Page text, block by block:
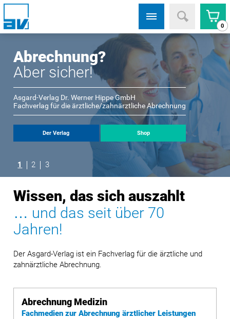
0
1 2 3
Abrechnung?
Aber sicher!
Asgard-Verlag Dr. Werner Hippe GmbH
Fachverlag für die ärztliche/zahnärztliche Abrechnung
Der Verlag Shop
Wissen, das sich auszahlt
… und das seit über 70
Jahren!
Der Asgard-Verlag ist ein Fachverlag für die ärztliche und
zahnärztliche Abrechnung.
Abrechnung Medizin
Fachmedien zur Abrechnung ärztlicher Leistungen